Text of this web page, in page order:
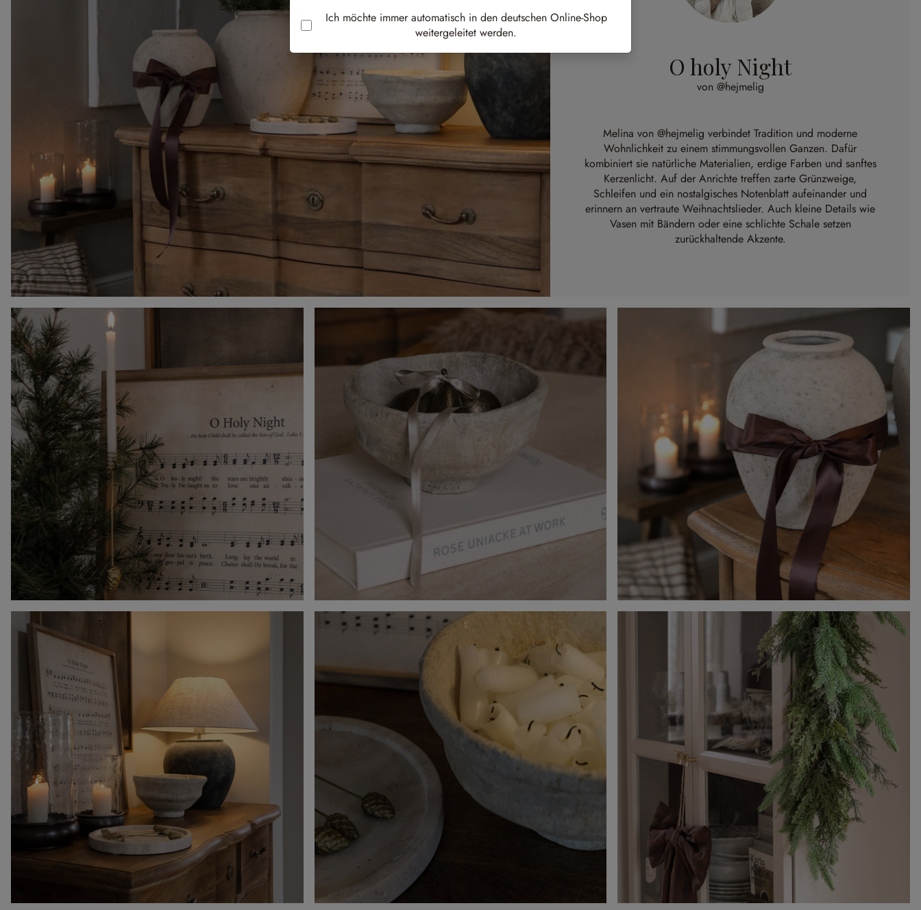
O holy Night
von @hejmelig
Melina von@hejmelig verbindet Tradition und moderne
Wohnlichkeit zu einem stimmungsvollen Ganzen. Dafür
kombiniert sie natürliche Materialien, erdige Farben und sanftes
Kerzenlicht. Auf der Anrichte treffen zarte Grünzweige,
Schleifen und ein nostalgisches Notenblatt aufeinander und
erinnern an vertraute Weihnachtslieder. Auch kleine Details wie
Vasen mit Bändern oder eine schlichte Schale setzen
zurückhaltende Akzente.
Ich möchte immer automatisch in den deutschen Online-Shop
weitergeleitet werden.